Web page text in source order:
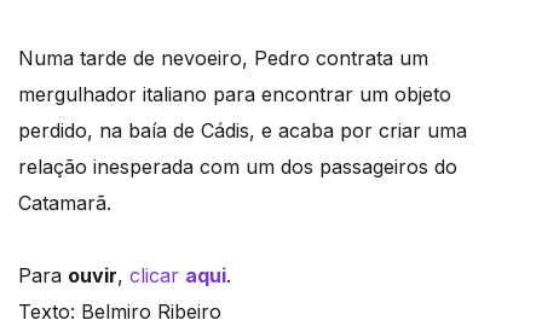
Numa tarde de nevoeiro, Pedro contrata um
mergulhador italiano para encontrar um objeto
perdido, na baía de Cádis, e acaba por criar uma
relação inesperada com um dos passageiros do
Catamarã.
Para ouvir, clicar aqui.
Texto: Belmiro Ribeiro